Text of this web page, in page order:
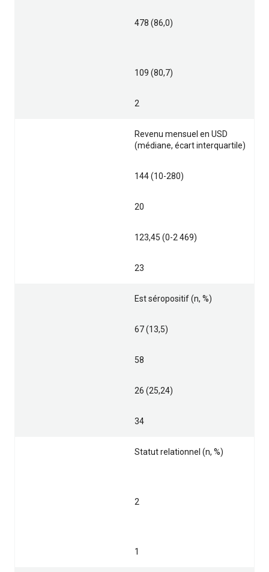
478 (86,0)
109 (80,7)
2
Revenu mensuel en USD
(médiane, écart interquartile)
144 (10-280)
20
123,45 (0-2 469)
23
Est séropositif (n, %)
67 (13,5)
58
26 (25,24)
34
Statut relationnel (n, %)
2
1